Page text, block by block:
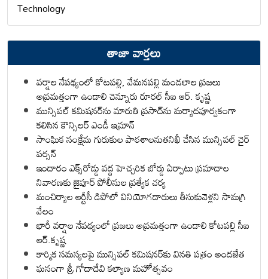
Technology
తాజా వార్తలు
వర్షాల నేపథ్యంలో కోటపల్లి, వేమనపల్లి మండలాల ప్రజలు
అప్రమత్తంగా ఉండాలి చెన్నూరు రూరల్ సీఐ ఆర్. కృష్ణ
మున్సిపల్ కమిషనర్‌ను మారుతి ప్రసాద్‌ను మర్యాదపూర్వకంగా
కలిసిన కౌన్సిలర్ ఎండీ ఇమ్రాన్ ​
సాంఘిక సంక్షేమ గురుకుల పాఠశాలనుతనిఖీ చేసిన మున్సిపల్ చైర్
పర్సన్
ఇందారం ఎక్స్‌రోడ్డు వద్ద హెచ్చరిక బోర్డు ఏర్పాటు ప్రమాదాల
నివారణకు జైపూర్ పోలీసుల ప్రత్యేక చర్య
మంచిర్యాల ఆర్టీసీ డిపోలో వినియోగదారులు తీసుకువెళ్లని సామగ్రి
వేలం
భారీ వర్షాల నేపథ్యంలో ప్రజలు అప్రమత్తంగా ఉండాలి కోటపల్లి సీఐ
ఆర్.కృష్ణ
కార్మిక సమస్యలపై మున్సిపల్ కమిషనర్‌కు వినతి పత్రం అందజేత
ఘనంగా శ్రీ గోదాదేవి కల్యాణ మహోత్సవం